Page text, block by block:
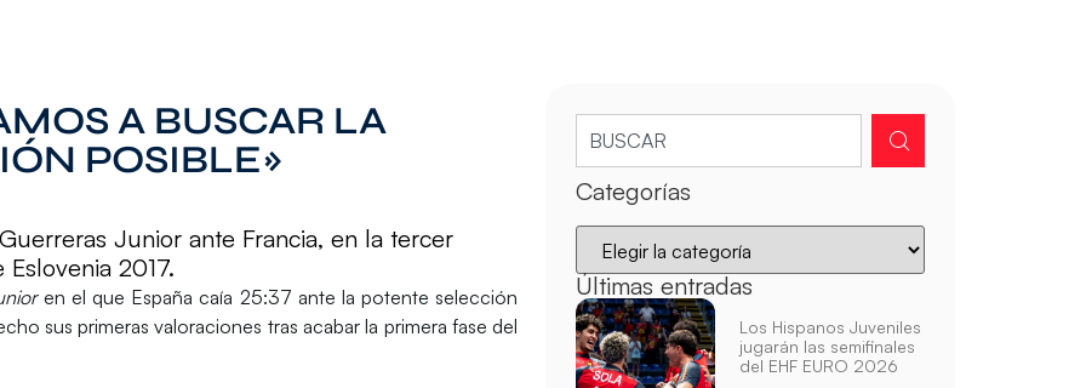
A BUSCAR LA
POSIBLE»
Junior ante Francia, en la tercer
2017.
en el que España caía 25:37 ante la potente selección
sus primeras valoraciones tras acabar la primera fase del
Categorías
Últimas entradas
Los Hispanos Juveniles
jugarán las semifinales
del EHF EURO 2026